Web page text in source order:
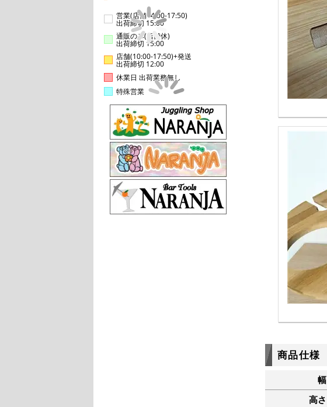
営業(店舗14:00-17:50)
出荷締切 15:00
通販のみ(店舗休)
出荷締切 15:00
店舗(10:00-17:50)+発送
出荷締切 12:00
休業日 出荷業務無し
特殊営業
商品仕様
幅
高さ